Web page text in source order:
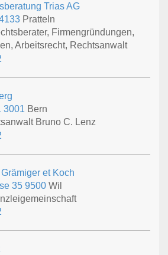
Trias AG
Pratteln
Firmengründungen,
Arbeitsrecht, Rechtsanwalt
3001 Bern
Bruno C. Lenz
et Koch
35 9500 Wil